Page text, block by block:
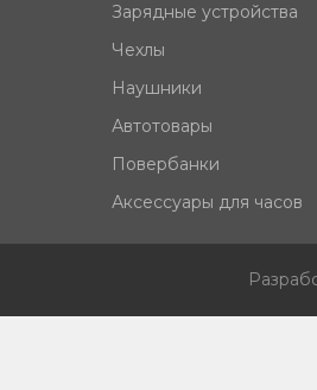
Зарядные устройства
Чехлы
Наушники
Автотовары
Повербанки
Аксессуары для часов